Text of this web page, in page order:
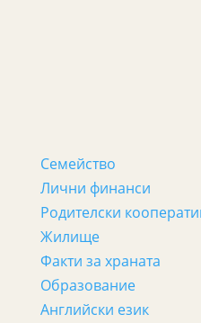
Семейство
Лични финанси
Родителски
Жилище
Факти за храната
Образование
Английски език